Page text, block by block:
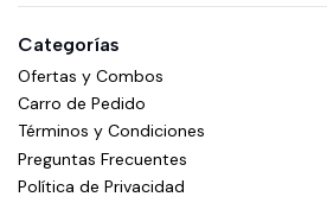
Categorías
Ofertas y Combos
Carro de Pedido
Términos y Condiciones
Preguntas Frecuentes
Política de Privacidad